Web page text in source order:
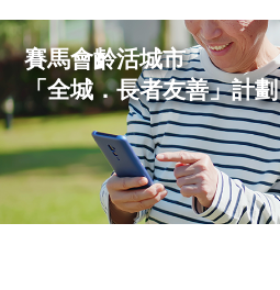
賽馬會齡活城市
「全城．長者友善」計劃